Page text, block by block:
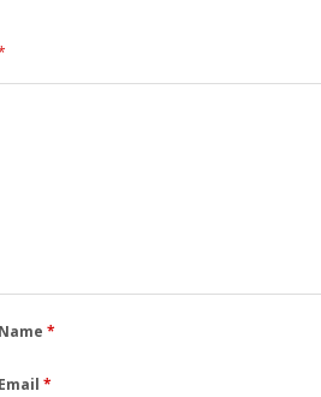
Name *
Email *